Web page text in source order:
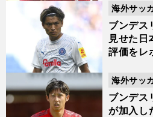
ブンデス
見せた
評価をレ
海外サッ
ブンデス
が加入し
海外サッ